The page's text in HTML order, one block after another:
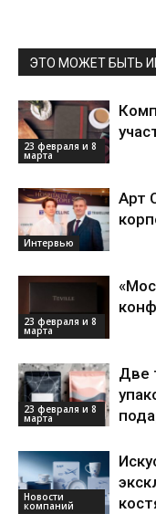
ЭТО МОЖЕТ БЫТЬ
23 февраля и 8
марта
Интервью
Арт
23 февраля и 8
марта
23 февраля и 8
марта
Две
Новости
компаний